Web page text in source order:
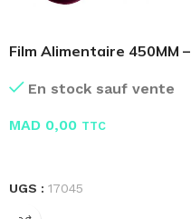
Film Alimentaire 450MM –
En stock sauf vente
MAD 0,00 TTC
UGS : 17045